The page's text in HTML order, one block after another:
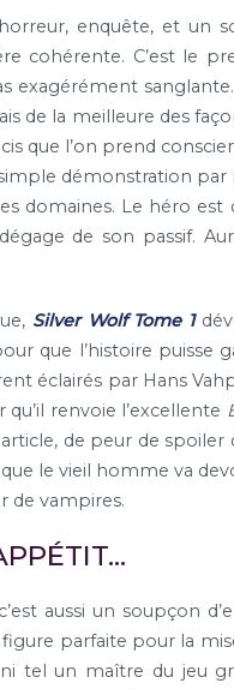
enquête, et un
cohérente. C’est le
exagérément sanglante.
de la meilleure des
que l’on prend
démonstration par
domaines. Le héro
de son passif.
Silver Wolf Tome 1
que l’histoire puisse
éclairés par Hans
renvoie l’excellente
de peur de
le vieil homme va
de vampires.
aussi un soupçon
parfaite pour la
tel un maître du jeu